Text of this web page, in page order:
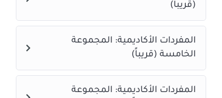
(قريباً)
المفردات الأكاديمية: المجموعة
الخامسة (قريباً)
المفردات الأكاديمية: المجموعة